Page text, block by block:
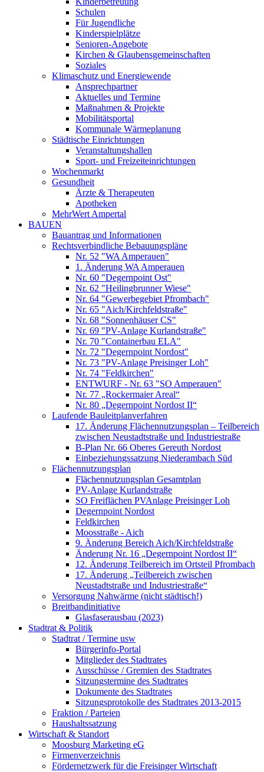
Schulen
Für Jugendliche
Kinderspielplätze
Senioren-Angebote
Kirchen & Glaubensgemeinschaften
Soziales
Klimaschutz und Energiewende
Ansprechpartner
Aktuelles und Termine
Maßnahmen & Projekte
Mobilitätsportal
Kommunale Wärmeplanung
Städtische Einrichtungen
Veranstaltungshallen
Sport- und Freizeiteinrichtungen
Wochenmarkt
Gesundheit
Ärzte & Therapeuten
Apotheken
MehrWert Ampertal
BAUEN
Bauantrag und Informationen
Rechtsverbindliche Bebauungspläne
Nr. 52 "WA Amperauen"
1. Änderung WA Amperauen
Nr. 60 "Degernpoint Ost"
Nr. 62 "Heilingbrunner Wiese"
Nr. 64 "Gewerbegebiet Pfrombach"
Nr. 65 "Aich/Kirchfeldstraße"
Nr. 68 "Sonnenhäuser CS"
Nr. 69 "PV-Anlage Kurlandstraße"
Nr. 70 "Containerbau ELA"
Nr. 72 "Degernpoint Nordost"
Nr. 73 "PV-Anlage Preisinger Loh"
Nr. 74 "Feldkirchen"
ENTWURF - Nr. 63 "SO Amperauen"
Nr. 77 „Rockermaier Areal“
Nr. 80 „Degernpoint Nordost II“
Laufende Bauleitplanverfahren
17. Änderung Flächennutzungsplan – Teilbereich
zwischen Neustadtstraße und Industriestraße
B-Plan Nr. 66 Oberes Gereuth Nordost
Einbeziehungssatzung Niederambach Süd
Flächennutzungsplan
Flächennutzungsplan Gesamtplan
PV-Anlage Kurlandstraße
SO Freiflächen PV­Anlage Preisinger Loh
Degernpoint Nordost
Feldkirchen
Moosstraße - Aich
9. Änderung Bereich Aich/Kirchfeldstraße
Änderung Nr. 16 „Degernpoint Nordost II“
12. Änderung Teilbereich im Ortsteil Pfrombach
17. Änderung „Teilbereich zwischen
Neustadtstraße und Industriestraße“
Versorgung Nahwärme (nicht städtisch!)
Breitbandinitiative
Glasfaserausbau (2023)
Stadtrat & Politik
Stadtrat / Termine usw
Bürgerinfo-Portal
Mitglieder des Stadtrates
Ausschüsse / Gremien des Stadtrates
Sitzungstermine des Stadtrates
Dokumente des Stadtrates
Sitzungsprotokolle des Stadtrates 2013-2015
Fraktion / Parteien
Haushaltssatzung
Wirtschaft & Standort
Moosburg Marketing eG
Firmenverzeichnis
Fördernetzwerk für die Freisinger Wirtschaft